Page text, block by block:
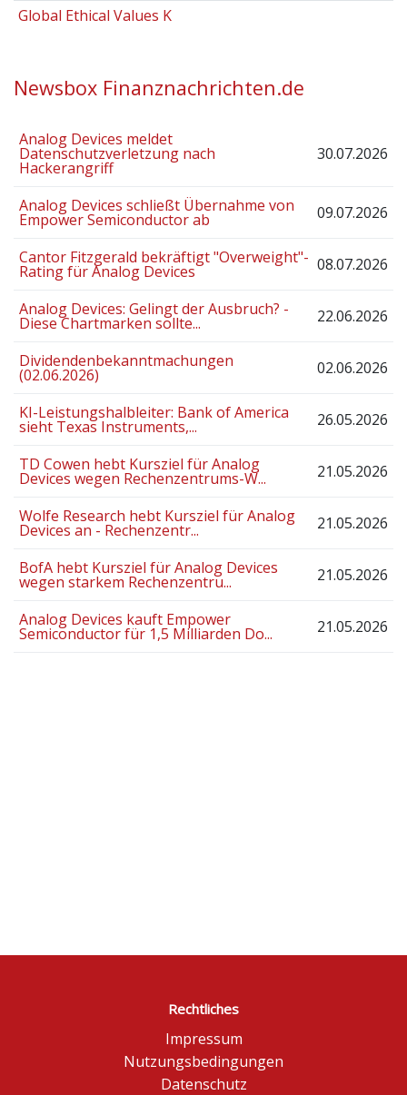
Global Ethical Values K
Newsbox Finanznachrichten.de
Analog Devices meldet
Datenschutzverletzung nach
Hackerangriff
30.07.2026
Analog Devices schließt Übernahme von
Empower Semiconductor ab 09.07.2026
Cantor Fitzgerald bekräftigt "Overweight"-
Rating für Analog Devices 08.07.2026
Analog Devices: Gelingt der Ausbruch? -
Diese Chartmarken sollte... 22.06.2026
Dividendenbekanntmachungen
(02.06.2026) 02.06.2026
KI-Leistungshalbleiter: Bank of America
sieht Texas Instruments,... 26.05.2026
TD Cowen hebt Kursziel für Analog
Devices wegen Rechenzentrums-W... 21.05.2026
Wolfe Research hebt Kursziel für Analog
Devices an - Rechenzentr... 21.05.2026
BofA hebt Kursziel für Analog Devices
wegen starkem Rechenzentru... 21.05.2026
Analog Devices kauft Empower
Semiconductor für 1,5 Milliarden Do... 21.05.2026
Rechtliches
Impressum
Nutzungsbedingungen
Datenschutz